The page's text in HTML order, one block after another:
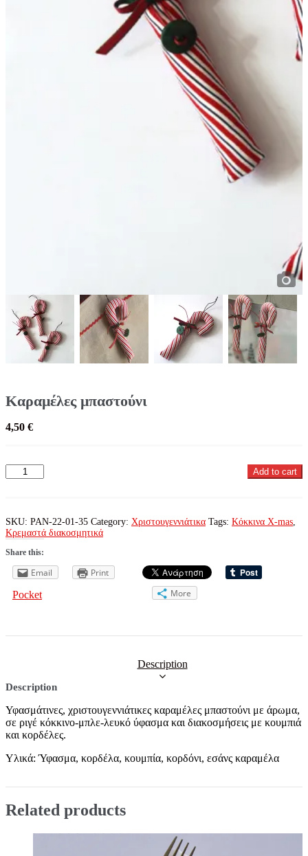
Καραμέλες μπαστούνι
4,50 €
Καραμέλες
μπαστούνι
Add to cart
SKU: PAN-22-01-35 Category: Χριστουγεννιάτικα Tags: Κόκκινα X-mas
Κρεμαστά διακοσμητικά
Share this:
Email
Print
Pocket
More
Description
Description
Υφασμάτινες, χριστουγεννιάτικες καραμέλες μπαστούνι με άρωμα,
σε ριγέ κόκκινο-μπλε-λευκό ύφασμα και διακοσμήσεις με κουμπιά
και κορδέλες.
Υλικά: Ύφασμα, κορδέλα, κουμπία, κορδόνι, εσάνς καραμέλα
Related products